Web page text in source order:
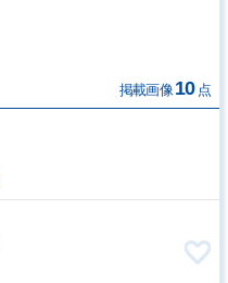
掲載画像 10 点